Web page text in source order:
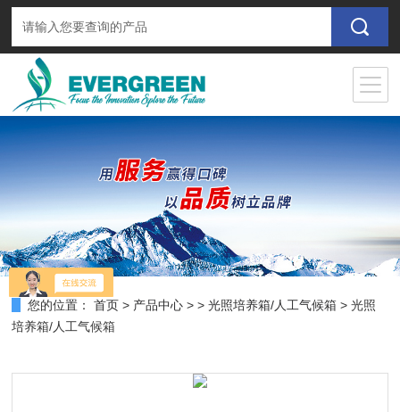
您的位置： 首页 > 产品中心 > >光照培养箱/人工气候箱 > 光照
培养箱/人工气候箱